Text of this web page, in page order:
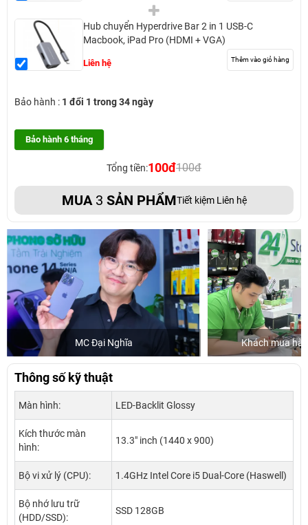
Hub chuyển Hyperdrive Bar 2 in 1 USB-C
Macbook, iPad Pro (HDMI + VGA)
Liên hệ Thêm vào giỏ hàng
Bảo hành : 1 đổi 1 trong 34 ngày
Bảo hành 6 tháng
Tổng tiền:100đ100đ
MUA 3 SẢN PHẨMTiết kiệm Liên hệ
MC Đại Nghĩa Khách mua
Thông số kỹ thuật
Màn hình: LED-Backlit Glossy
Kích thước màn
hình:
13.3" inch (1440 x 900)
Bộ vi xử lý (CPU): 1.4GHz Intel Core i5 Dual-Core (Haswell)
Bộ nhớ lưu trữ
(HDD/SSD):
SSD 128GB